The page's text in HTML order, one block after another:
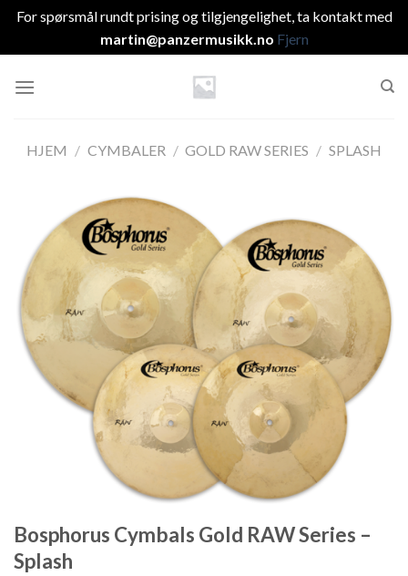
For spørsmål rundt prising og tilgjengelighet, ta kontakt med
martin@panzermusikk.no Fjern
HJEM / CYMBALER / GOLD RAW SERIES / SPLASH
Bosphorus Cymbals Gold RAW Series –
Splash